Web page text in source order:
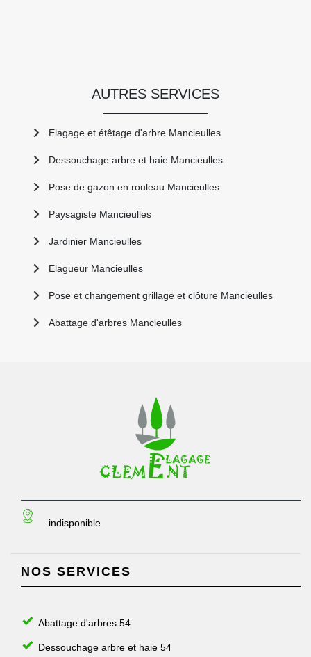
AUTRES SERVICES
Elagage et étêtage d'arbre Mancieulles
Dessouchage arbre et haie Mancieulles
Pose de gazon en rouleau Mancieulles
Paysagiste Mancieulles
Jardinier Mancieulles
Elagueur Mancieulles
Pose et changement grillage et clôture Mancieulles
Abattage d'arbres Mancieulles
indisponible
NOS SERVICES
Abattage d'arbres 54
Dessouchage arbre et haie 54